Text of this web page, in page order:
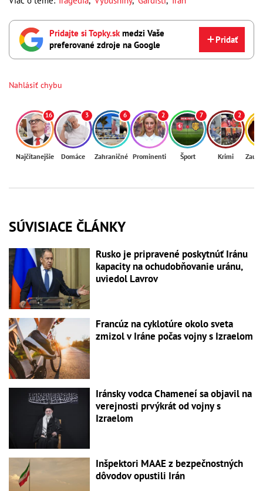
Pridajte si Topky.skmedzi Vaše
preferované zdroje na Google
Pridať
Nahlásiť chybu
16
Najčítanejšie
3
Domáce
6
Zahraničné
2
Prominenti
7
Šport
2
Krimi
SÚVISIACE ČLÁNKY
Rusko je pripravené poskytnúť Iránu
kapacity na ochudobňovanie uránu,
uviedol Lavrov
Francúz na cyklotúre okolo sveta
zmizol v Iráne počas vojny s Izraelom
Iránsky vodca Chameneí sa objavil na
verejnosti prvýkrát od vojny s
Izraelom
Inšpektori MAAE z bezpečnostných
dôvodov opustili Irán